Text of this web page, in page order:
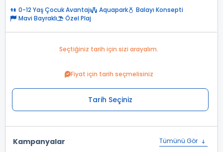
0-12 Yaş Çocuk Avantajı Aquapark
Balayı Konsepti
Mavi Bayraklı
Özel Plaj
Seçtiğiniz tarih için sizi arayalım.
Fiyat için tarih seçmelisiniz
Tarih Seçiniz
Kampanyalar Tümünü Gör